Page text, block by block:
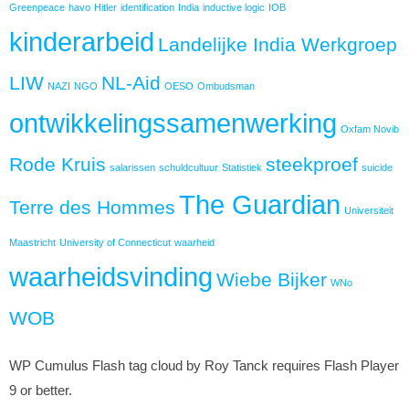
Greenpeace havo Hitler identification India inductive logic IOB
kinderarbeid Landelijke India Werkgroep
LIW NAZI NGO NL-Aid OESO Ombudsman
ontwikkelingssamenwerking Oxfam Novib
Rode Kruis salarissen schuldcultuur Statistiek steekproef suicide
Terre des Hommes The Guardian Universiteit
Maastricht University of Connecticut waarheid
waarheidsvinding Wiebe Bijker WNo
WOB
WP Cumulus Flash tag cloud by Roy Tanck requires Flash Player
9 or better.